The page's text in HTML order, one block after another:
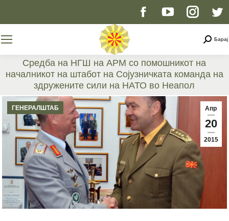
Facebook
opens
in
new
window
YouTube
opens
in
new
window
page
opens
new
window
Барај
Средба на НГШ на АРМ со помошникот на
началникот на штабот на Сојузничката команда на
здружените сили на НАТО во Неапол
You are here:
Апр
20
2015
ГЕНЕРАЛШТАБ